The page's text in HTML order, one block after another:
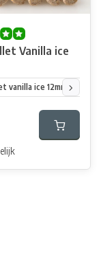
12mm 5 kg Soft
Vanilla ice
vanilla ice 12mm 2,5 kg